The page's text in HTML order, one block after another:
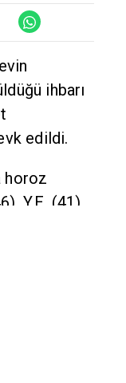
ihbarı
edildi.
horoz
Y.E. (41),